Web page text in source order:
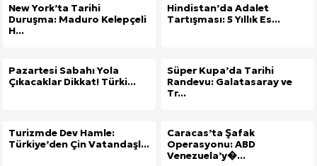
New York’ta Tarihi
Duruşma: Maduro Kelepçeli
H...
Hindistan’da Adalet
Tartışması: 5 Yıllık Es...
Pazartesi Sabahı Yola
Çıkacaklar Dikkat! Türki...
Süper Kupa’da Tarihi
Randevu: Galatasaray ve
Tr...
Turizmde Dev Hamle:
Türkiye’den Çin Vatandaşl...
Caracas’ta Şafak
Operasyonu: ABD
Venezuela’y�...